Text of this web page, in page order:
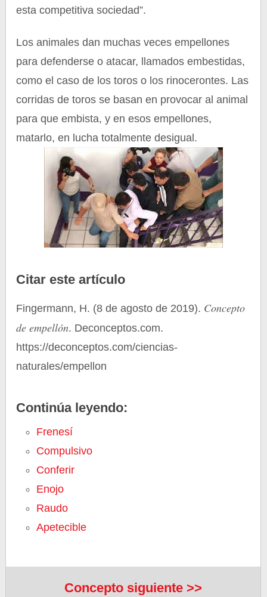
esta competitiva sociedad”.
Los animales dan muchas veces empellones
para defenderse o atacar, llamados embestidas,
como el caso de los toros o los rinocerontes. Las
corridas de toros se basan en provocar al animal
para que embista, y en esos empellones,
matarlo, en lucha totalmente desigual.
Citar este artículo
Fingermann, H. (8 de agosto de 2019). Concepto
de empellón. Deconceptos.com.
https://deconceptos.com/ciencias-
naturales/empellon
Continúa leyendo:
Frenesí
Compulsivo
Conferir
Enojo
Raudo
Apetecible
Concepto siguiente >>